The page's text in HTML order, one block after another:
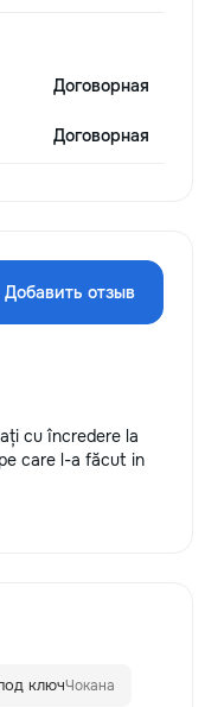
Договорная
Договорная
Добавить отзыв
cu încredere la
care l-a făcut in
ключЧокана